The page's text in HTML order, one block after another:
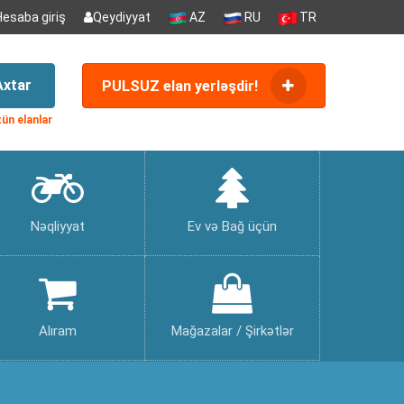
giriş Qeydiyyat AZ RU TR
elanlar
PULSUZ elan yerləşdir!
Nəqliyyat Ev və Bağ üçün
Alıram Mağazalar / Şirkətlər